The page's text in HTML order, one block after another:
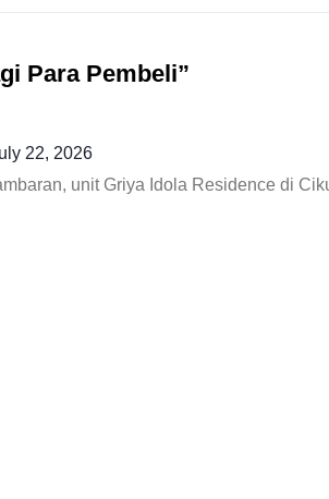
Para Pembeli”
22, 2026
unit Griya Idola Residence di